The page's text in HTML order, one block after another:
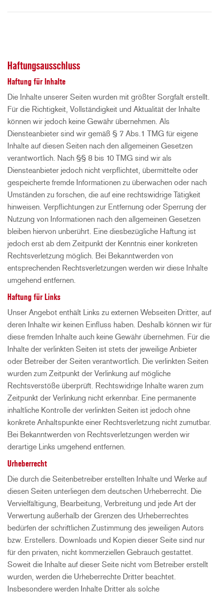
Haftungsausschluss
Haftung für Inhalte
Die Inhalte unserer Seiten wurden mit größter Sorgfalt erstellt.
Für die Richtigkeit, Vollständigkeit und Aktualität der Inhalte
können wir jedoch keine Gewähr übernehmen. Als
Diensteanbieter sind wir gemäß § 7 Abs.1 TMG für eigene
Inhalte auf diesen Seiten nach den allgemeinen Gesetzen
verantwortlich. Nach §§ 8 bis 10 TMG sind wir als
Diensteanbieter jedoch nicht verpflichtet, übermittelte oder
gespeicherte fremde Informationen zu überwachen oder nach
Umständen zu forschen, die auf eine rechtswidrige Tätigkeit
hinweisen. Verpflichtungen zur Entfernung oder Sperrung der
Nutzung von Informationen nach den allgemeinen Gesetzen
bleiben hiervon unberührt. Eine diesbezügliche Haftung ist
jedoch erst ab dem Zeitpunkt der Kenntnis einer konkreten
Rechtsverletzung möglich. Bei Bekanntwerden von
entsprechenden Rechtsverletzungen werden wir diese Inhalte
umgehend entfernen.
Haftung für Links
Unser Angebot enthält Links zu externen Webseiten Dritter, auf
deren Inhalte wir keinen Einfluss haben. Deshalb können wir für
diese fremden Inhalte auch keine Gewähr übernehmen. Für die
Inhalte der verlinkten Seiten ist stets der jeweilige Anbieter
oder Betreiber der Seiten verantwortlich. Die verlinkten Seiten
wurden zum Zeitpunkt der Verlinkung auf mögliche
Rechtsverstöße überprüft. Rechtswidrige Inhalte waren zum
Zeitpunkt der Verlinkung nicht erkennbar. Eine permanente
inhaltliche Kontrolle der verlinkten Seiten ist jedoch ohne
konkrete Anhaltspunkte einer Rechtsverletzung nicht zumutbar.
Bei Bekanntwerden von Rechtsverletzungen werden wir
derartige Links umgehend entfernen.
Urheberrecht
Die durch die Seitenbetreiber erstellten Inhalte und Werke auf
diesen Seiten unterliegen dem deutschen Urheberrecht. Die
Vervielfältigung, Bearbeitung, Verbreitung und jede Art der
Verwertung außerhalb der Grenzen des Urheberrechtes
bedürfen der schriftlichen Zustimmung des jeweiligen Autors
bzw. Erstellers. Downloads und Kopien dieser Seite sind nur
für den privaten, nicht kommerziellen Gebrauch gestattet.
Soweit die Inhalte auf dieser Seite nicht vom Betreiber erstellt
wurden, werden die Urheberrechte Dritter beachtet.
Insbesondere werden Inhalte Dritter als solche